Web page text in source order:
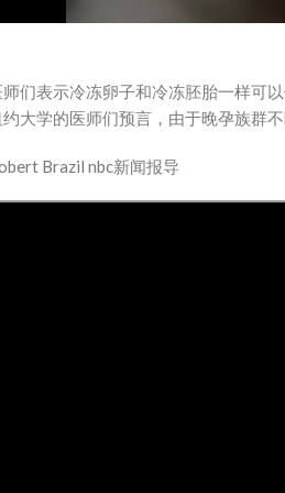
们表示冷冻卵子和冷冻胚胎一样可
大学的医师们预言，由于晚孕族群
Brazil nbc新闻报导